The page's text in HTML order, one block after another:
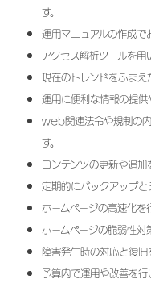
す。
運用マニュアルの作成で
アクセス解析ツールを用
現在のトレンドをふま
運用に便利な情報の提供
web関連法令や規制の
す。
コンテンツの更新や追加
定期的にバックアップと
ホームページの高速化を
ホームページの脆弱性対
障害発生時の対応と復旧
予算内で運用や改善を行